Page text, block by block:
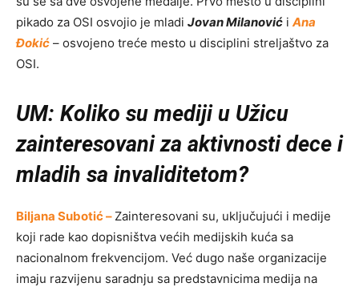
pikado za OSI osvojio je mladi Jovan Milanović i Ana
Đokić – osvojeno treće mesto u disciplini streljaštvo za
OSI.
UM: Koliko su mediji u Užicu
zainteresovani za aktivnosti dece i
mladih sa invaliditetom?
Biljana Subotić – Zainteresovani su, uključujući i medije
koji rade kao dopisništva većih medijskih kuća sa
nacionalnom frekvencijom. Već dugo naše organizacije
imaju razvijenu saradnju sa predstavnicima medija na